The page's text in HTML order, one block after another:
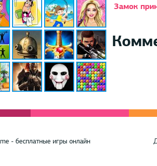
Замок
- бесплатные игры онлайн